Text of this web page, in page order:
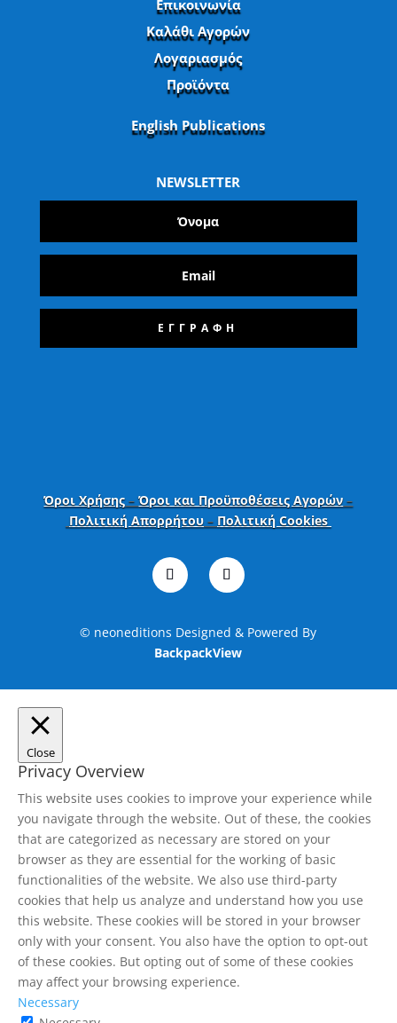
Επικοινωνία
Καλάθι Αγορών
Λογαριασμός
Προϊόντα
English Publications
NEWSLETTER
ΕΓΓΡΑΦΗ
Όροι Χρήσης –Όροι και Προϋποθέσεις Αγορών–
Πολιτική Απορρήτου– Πολιτική Cookies
© neoneditions Designed & Powered By
BackpackView
Close
Privacy Overview
This website uses cookies to improve your experience while
you navigate through the website. Out of these, the cookies
that are categorized as necessary are stored on your
browser as they are essential for the working of basic
functionalities of the website. We also use third-party
cookies that help us analyze and understand how you use
this website. These cookies will be stored in your browser
only with your consent. You also have the option to opt-out
of these cookies. But opting out of some of these cookies
may affect your browsing experience.
Necessary